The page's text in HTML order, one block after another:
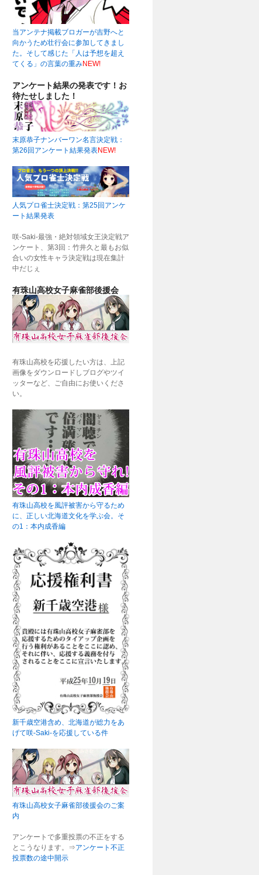
当アンテナ掲載ブロガーが吉野へと
向かうため壮行会に参加してきまし
た。そして感じた「人は予想を超え
てくる」の言葉の重みNEW!
アンケート結果の発表です！お
待たせしました！
末原恭子ナンバーワン名言決定戦：
第26回アンケート結果発表NEW!
人気プロ雀士決定戦：第25回アンケ
ート結果発表
咲-Saki-最強・絶対領域女王決定戦ア
ンケート、第3回：竹井久と最もお似
合いの女性キャラ決定戦は現在集計
中だじぇ
有珠山高校女子麻雀部後援会
有珠山高校を応援したい方は、上記
画像をダウンロードしブログやツイ
ッターなど、ご自由にお使いくださ
い。
有珠山高校を風評被害から守るため
に、正しい北海道文化を学ぶ会。そ
の1：本内成香編
新千歳空港含め、北海道が総力をあ
げて咲-Saki-を応援している件
有珠山高校女子麻雀部後援会のご案
内
アンケートで多重投票の不正をする
とこうなります。⇒アンケート不正
投票数の途中開示